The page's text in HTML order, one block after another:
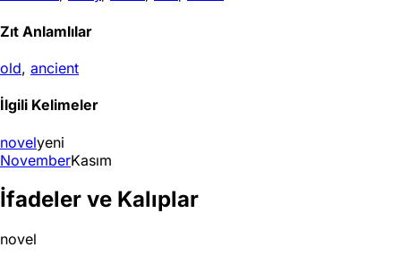
Zıt Anlamlılar
old, ancient
İlgili Kelimeler
novelyeni
NovemberKasım
İfadeler ve Kalıplar
novel